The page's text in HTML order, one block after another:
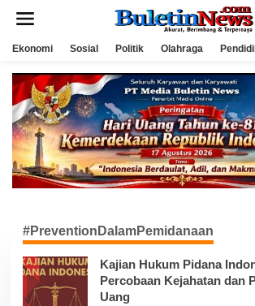
Ekonomi Sosial Politik Olahraga
#PreventionDalamPemidanaan
Kajian Hukum Pidana
Percobaan Kejahatan dan
Uang